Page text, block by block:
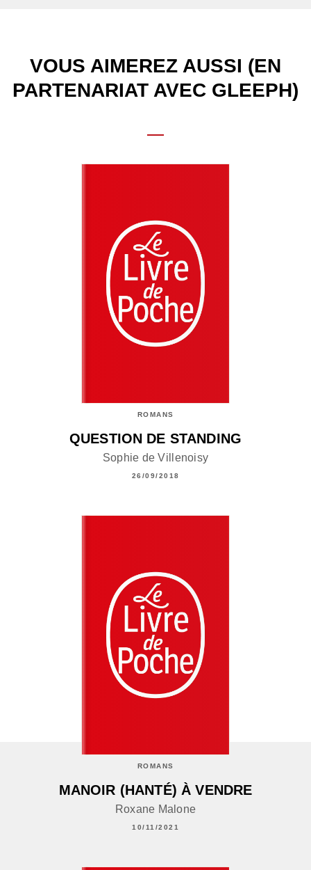
VOUS AIMEREZ AUSSI (EN
PARTENARIAT AVEC GLEEPH)
ROMANS
QUESTION DE STANDING
Sophie de Villenoisy
26/09/2018
ROMANS
MANOIR (HANTÉ) À VENDRE
Roxane Malone
10/11/2021